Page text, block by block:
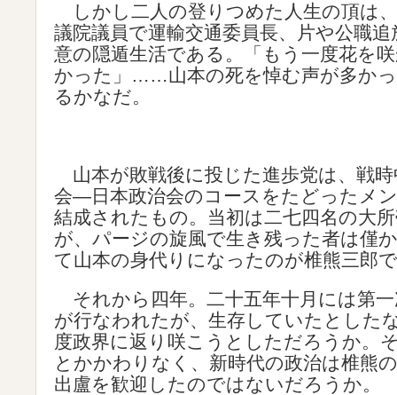
しかし二人の登りつめた人生の頂は
議院議員で運輸交通委員長、片や公職
意の隠遁生活である。「もう一度花を
かった」……山本の死を悼む声が多か
るかなだ。
山本が敗戦後に投じた進歩党は、戦時
会―日本政治会のコースをたどったメ
結成されたもの。当初は二七四名の大
が、パージの旋風で生き残った者は僅
て山本の身代りになったのが椎熊三郎
それから四年。二十五年十月には第
が行なわれたが、生存していたとした
度政界に返り咲こうとしただろうか。
とかかわりなく、新時代の政治は椎熊
出盧を歓迎したのではないだろうか。